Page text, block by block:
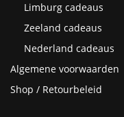
Limburg cadeaus
Zeeland cadeaus
Nederland cadeaus
Algemene voorwaarden
Shop / Retourbeleid